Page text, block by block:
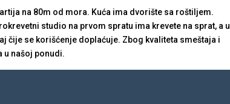
na 80m od mora. Kuća ima dvorište sa roštiljem.
studio na prvom spratu ima krevete na sprat, a u
čije se korišćenje doplaćuje. Zbog kvaliteta smeštaja i
u našoj ponudi.